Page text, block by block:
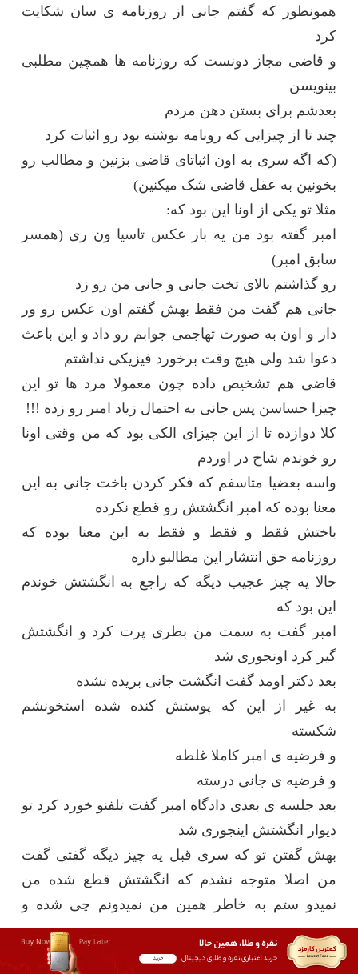
همونطور که گفتم جانی از روزنامه ی سان شکایت
کرد
و قاضی مجاز دونست که روزنامه ها همچین مطلبی
بینویسن
بعدشم برای بستن دهن مردم
چند تا از چیزایی که رونامه نوشته بود رو اثبات کرد
(که اگه سری به اون اثباتای قاضی بزنین و مطالب رو
بخونین به عقل قاضی شک میکنین)
مثلا تو یکی از اونا این بود که:
امبر گفته بود من یه بار عکس تاسیا ون ری (همسر
سابق امبر)
رو گذاشتم بالای تخت جانی و جانی من رو زد
جانی هم گفت من فقط بهش گفتم اون عکس رو ور
دار و اون به صورت تهاجمی جوابم رو داد و این باعث
دعوا شد ولی هیچ وقت برخورد فیزیکی نداشتم
قاضی هم تشخیص داده چون معمولا مرد ها تو این
چیزا حساسن پس جانی به احتمال زیاد امبر رو زده !!!
کلا دوازده تا از این چیزای الکی بود که من وقتی اونا
رو خوندم شاخ در اوردم
واسه بعضیا متاسفم که فکر کردن باخت جانی به این
معنا بوده که امبر انگشتش رو قطع نکرده
باختش فقط و فقط و فقط به این معنا بوده که
روزنامه حق انتشار این مطالبو داره
حالا یه چیز عجیب دیگه که راجع به انگشتش خوندم
این بود که
امبر گفت به سمت من بطری پرت کرد و انگشتش
گیر کرد اونجوری شد
بعد دکتر اومد گفت انگشت جانی بریده نشده
به غیر از این که پوستش کنده شده استخونشم
شکسته
و فرضیه ی امبر کاملا غلطه
و فرضیه ی جانی درسته
بعد جلسه ی بعدی دادگاه امبر گفت تلفنو خورد کرد تو
دیوار انگشتش اینجوری شد
بهش گفتن تو که سری قبل یه چیز دیگه گفتی گفت
من اصلا متوجه نشدم که انگشتش قطع شده من
نمیدو ستم به خاطر همین من نمیدونم چی شده و
……
و از همه زیبا تر امبر خودش تو ضبط اعتراف کرده